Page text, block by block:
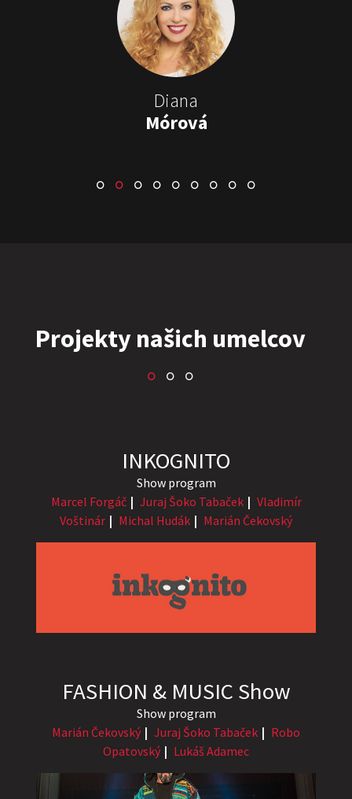
Diana
Mórová
Stand-up & Juraj „ŠOKO”
Tabaček
Show program StandupShow
Juraj Šoko Tabaček
INKOGNITO
Show program
Marcel Forgáč
Juraj Šoko Tabaček
Vladimír
Voštinár
Michal Hudák Marián Čekovský
FASHION & MUSIC Show
Show program
Marián Čekovský
Juraj Šoko Tabaček
Robo
Opatovský
Lukáš Adamec
Projekty našich umelcov